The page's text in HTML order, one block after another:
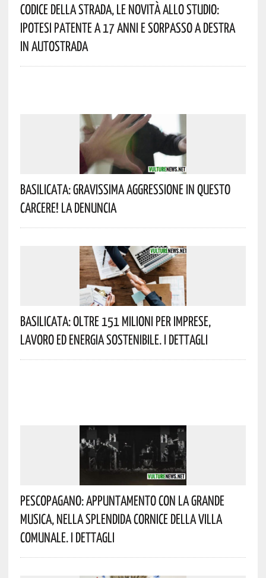
Codice Della Strada, Le Novità Allo Studio:
Ipotesi Patente A 17 Anni E Sorpasso A Destra
In Autostrada
Basilicata: Gravissima Aggressione In Questo
Carcere! La Denuncia
Basilicata: Oltre 151 Milioni Per Imprese,
Lavoro Ed Energia Sostenibile. I Dettagli
Pescopagano: Appuntamento Con La Grande
Musica, Nella Splendida Cornice Della Villa
Comunale. I Dettagli